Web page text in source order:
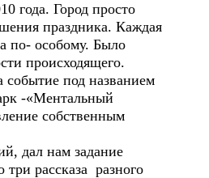
года. Город просто
праздника. Каждая
по- особому. Было
происходящего.
под названием
-«Ментальный
собственным
дал нам задание
рассказа разного